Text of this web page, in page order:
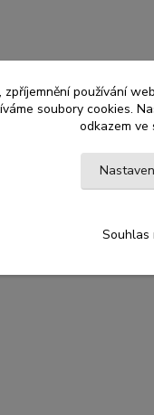
používání
soubory cookies.
odkazem ve
Souhlas